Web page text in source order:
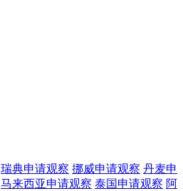
瑞典申请观察 挪威申请观察 丹麦申
马来西亚申请观察 泰国申请观察 阿